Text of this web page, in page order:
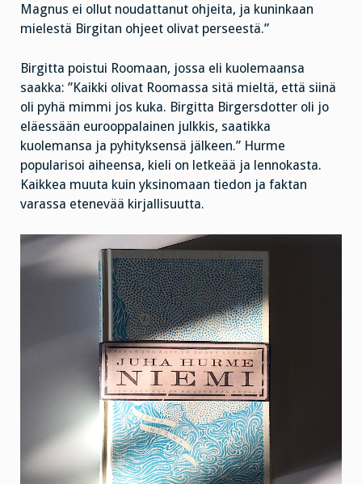
Magnus ei ollut noudattanut ohjeita, ja kuninkaan
mielestä Birgitan ohjeet olivat perseestä.”
Birgitta poistui Roomaan, jossa eli kuolemaansa
saakka: ”Kaikki olivat Roomassa sitä mieltä, että siinä
oli pyhä mimmi jos kuka. Birgitta Birgersdotter oli jo
eläessään eurooppalainen julkkis, saatikka
kuolemansa ja pyhityksensä jälkeen.” Hurme
popularisoi aiheensa, kieli on letkeää ja lennokasta.
Kaikkea muuta kuin yksinomaan tiedon ja faktan
varassa etenevää kirjallisuutta.